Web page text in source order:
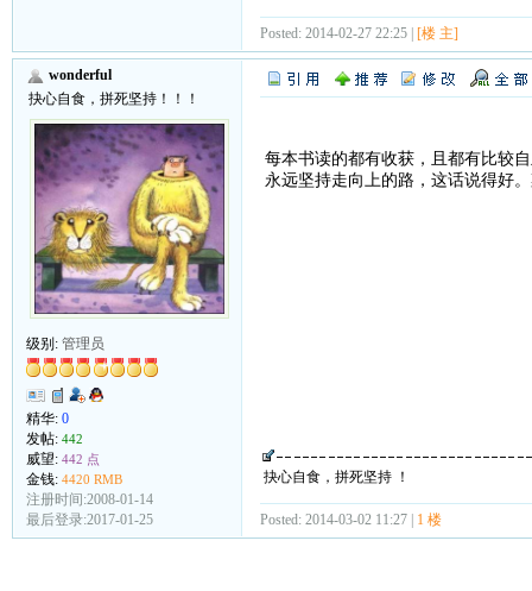
Posted: 2014-02-27 22:25 | [楼 主]
wonderful
抉心自食，拼死坚持！！！
级别: 管理员
精华: 0
发帖: 442
威望: 442 点
金钱: 4420 RMB
注册时间:2008-01-14
最后登录:2017-01-25
每本书读的都有收获，且都有比较
永远坚持走向上的路，这话说得好
抉心自食，拼死坚持 ！
Posted: 2014-03-02 11:27 | 1 楼